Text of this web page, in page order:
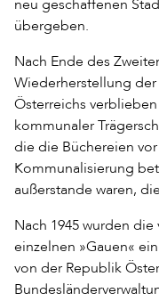
neu geschaffenen
übergeben.
Nach Ende des
Wiederherstellung
Österreichs
kommunaler
die die Büchereien
Kommunalisierung
außerstande waren,
Nach 1945 wurden
einzelnen »Gauen«
von der Republik